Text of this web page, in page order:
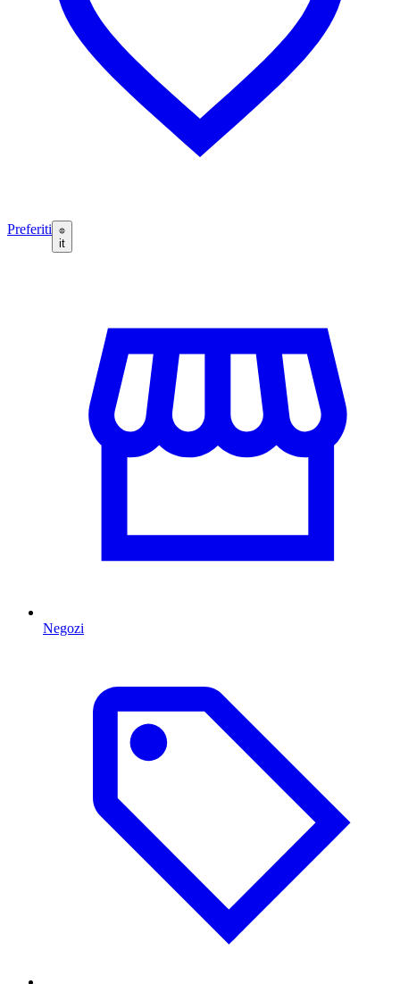
Preferiti
it
Negozi